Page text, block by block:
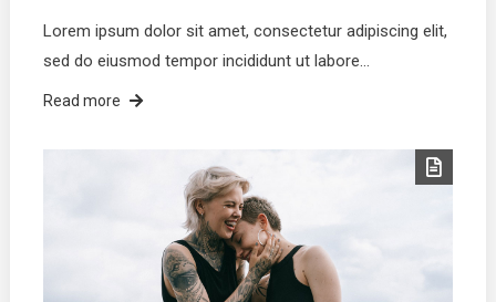
Lorem ipsum dolor sit amet, consectetur adipiscing elit,
sed do eiusmod tempor incididunt ut labore…
Read more